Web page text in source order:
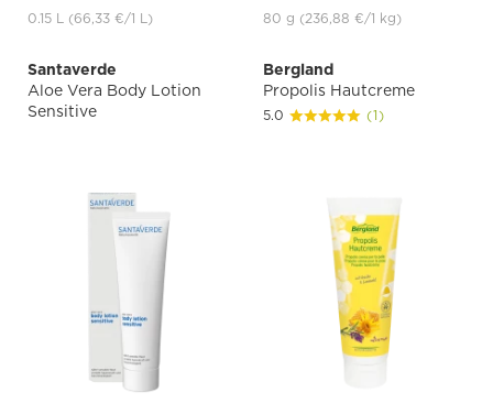
0.15 L (66,33 €/1 L) 80 g (236,88 €/1 kg)
Santaverde
Aloe Vera Body Lotion
Sensitive
Bergland
Propolis Hautcreme
5.0 (1)